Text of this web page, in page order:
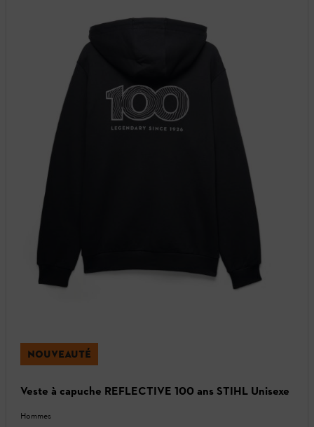
NOUVEAUTÉ
Veste à capuche REFLECTIVE 100 ans STIHL Unisexe
Hommes